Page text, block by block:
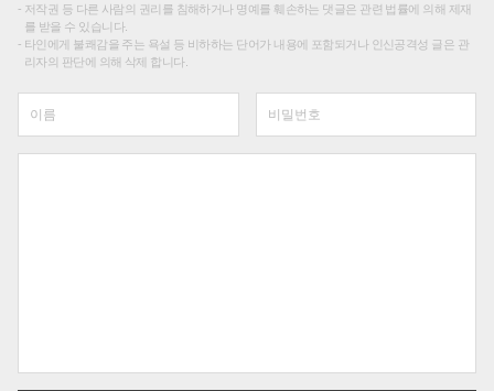
저작권 등 다른 사람의 권리를 침해하거나 명예를 훼손하는 댓글은 관련 법률에 의해 제재
를 받을 수 있습니다.
타인에게 불쾌감을 주는 욕설 등 비하하는 단어가 내용에 포함되거나 인신공격성 글은 관
리자의 판단에 의해 삭제 합니다.